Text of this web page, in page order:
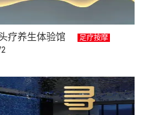
疗养生体验馆
足疗按摩